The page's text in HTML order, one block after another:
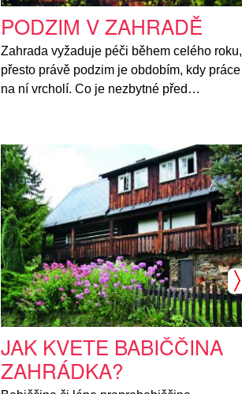
PODZIM V ZAHRADĚ
Zahrada vyžaduje péči během celého roku,
přesto právě podzim je obdobím, kdy práce
na ní vrcholí. Co je nezbytné před…
JAK KVETE BABIČČINA
ZAHRÁDKA?